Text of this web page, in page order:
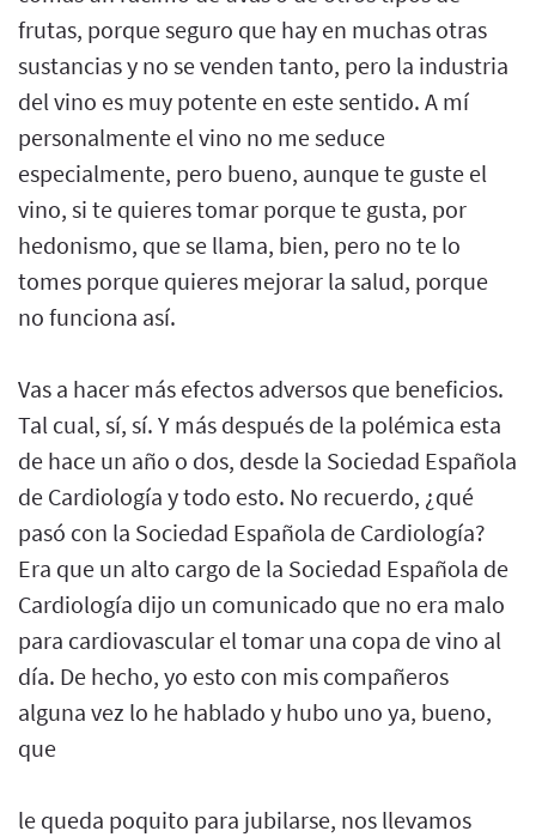
frutas, porque seguro que hay en muchas otras
sustancias y no se venden tanto, pero la industria
del vino es muy potente en este sentido. A mí
personalmente el vino no me seduce
especialmente, pero bueno, aunque te guste el
vino, si te quieres tomar porque te gusta, por
hedonismo, que se llama, bien, pero no te lo
tomes porque quieres mejorar la salud, porque
no funciona así.
Vas a hacer más efectos adversos que beneficios.
Tal cual, sí, sí. Y más después de la polémica esta
de hace un año o dos, desde la Sociedad Española
de Cardiología y todo esto. No recuerdo, ¿qué
pasó con la Sociedad Española de Cardiología?
Era que un alto cargo de la Sociedad Española de
Cardiología dijo un comunicado que no era malo
para cardiovascular el tomar una copa de vino al
día. De hecho, yo esto con mis compañeros
alguna vez lo he hablado y hubo uno ya, bueno,
que
le queda poquito para jubilarse, nos llevamos